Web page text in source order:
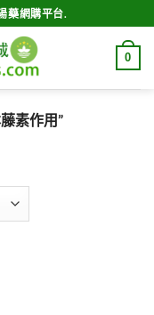
藥網購平台.
0
素作用”